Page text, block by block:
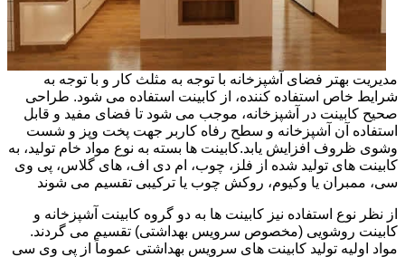
مدیریت بهتر فضای آشپزخانه با توجه به مثلث کار و با توجه به
شرایط خاص استفاده کننده، از کابینت استفاده می شود. طراحی
صحیح کابینت در آشپزخانه، موجب می شود تا فضای مفید و قابل
استفاده آن آشپزخانه و سطح رفاه کاربر جهت پخت وپز و شست
وشوی ظروف افزایش یابد.کابینت ها بسته به نوع مواد خام تولید، به
کابینت های تولید شده از فلز، چوب، ام دی اف، های گلاس، پی وی
سی، ممبران یا وکیوم، روکش چوب یا ترکیبی تقسیم می شوند
از نظر نوع استفاده نیز کابینت ها به دو گروه کابینت آشپزخانه و
کابینت روشویی (مخصوص سرویس بهداشتی) تقسیم می گردند.
مواد اولیه تولید کابینت های سرویس بهداشتی عموماً از پی وی سی